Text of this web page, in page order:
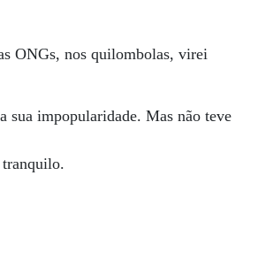
ONGs, nos quilombolas, virei
sua impopularidade. Mas não teve
tranquilo.